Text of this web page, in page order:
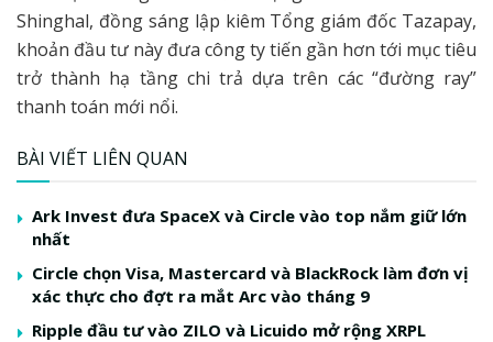
Shinghal, đồng sáng lập kiêm Tổng giám đốc Tazapay,
khoản đầu tư này đưa công ty tiến gần hơn tới mục tiêu
trở thành hạ tầng chi trả dựa trên các “đường ray”
thanh toán mới nổi.
BÀI VIẾT LIÊN QUAN
Ark Invest đưa SpaceX và Circle vào top nắm giữ lớn
nhất
Circle chọn Visa, Mastercard và BlackRock làm đơn vị
xác thực cho đợt ra mắt Arc vào tháng 9
Ripple đầu tư vào ZILO và Licuido mở rộng XRPL